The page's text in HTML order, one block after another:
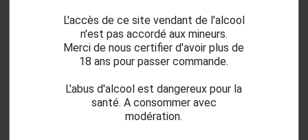
L'accès de ce site vendant de l'alcool
n'est pas accordé aux mineurs.
Merci de nous certifier d'avoir plus de
18 ans pour passer commande.
L'abus d'alcool est dangereux pour la
santé. A consommer avec
modération.
DOPFF GRES ROSE 2024